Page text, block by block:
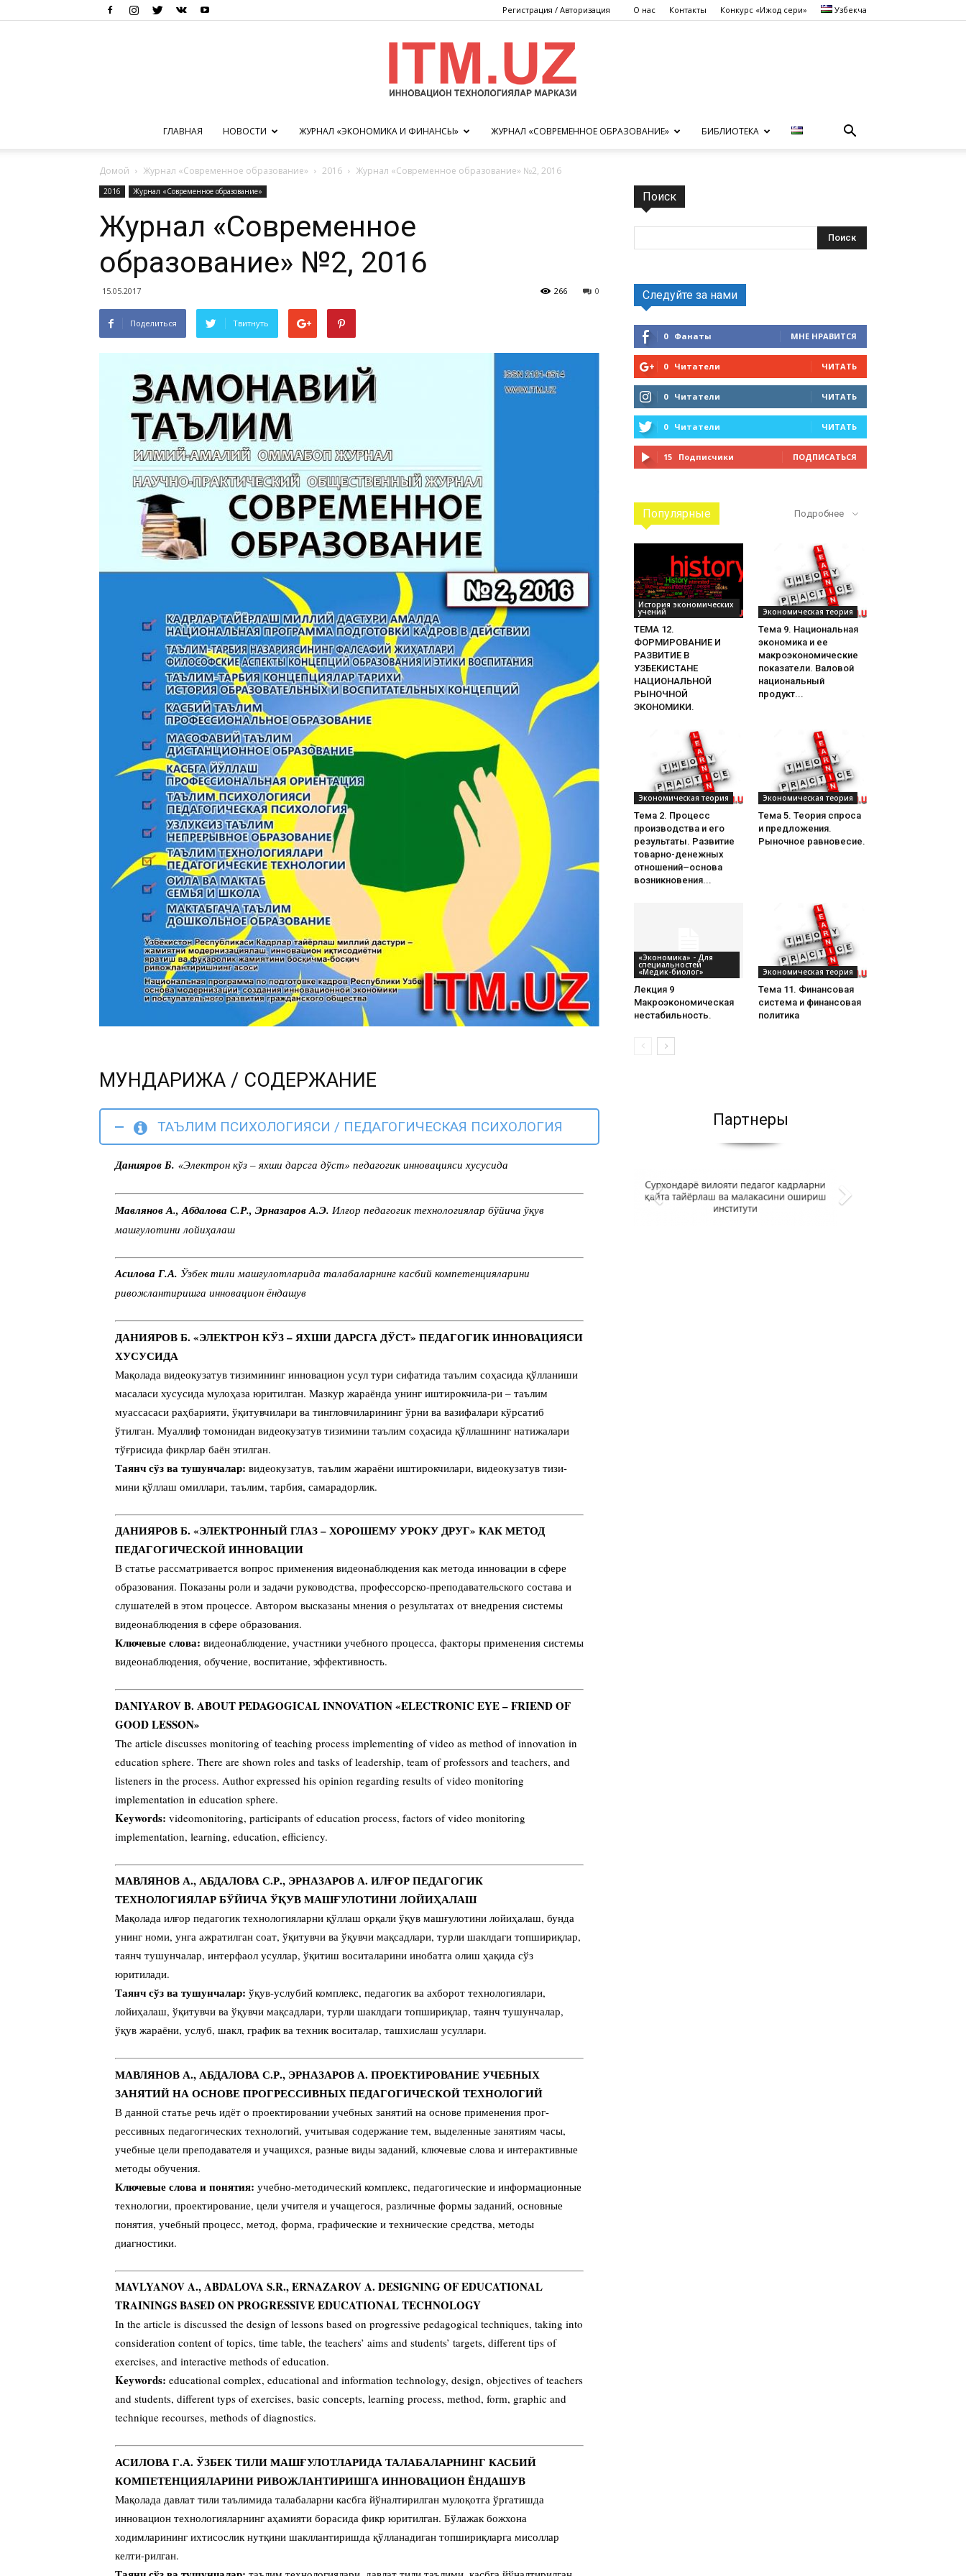
Регистрация / Авторизация О нас Контакты Конкурс «Ижод сеҳри» Узбекча
ГЛАВНАЯ НОВОСТИ ЖУРНАЛ «ЭКОНОМИКА И ФИНАНСЫ» ЖУРНАЛ «СОВРЕМЕННОЕ ОБРАЗОВАНИЕ» БИБЛИОТЕКА
Домой Журнал «Современное образование» 2016 Журнал «Современное образование» №2, 2016
2016 Журнал «Современное образование»
Журнал «Современное
образование» №2, 2016
15.05.2017 0
266
Поделиться Твитнуть
МУНДАРИЖА / СОДЕРЖАНИЕ
ТАЪЛИМ ПСИХОЛОГИЯСИ / ПЕДАГОГИЧЕСКАЯ ПСИХОЛОГИЯ
Данияров Б. «Электрон кўз – яхши дарсга дўст» педагогик инновацияси хусусида
Мавлянов А., Абдалова С.Р., Эрназаров А.Э. Илғор педагогик технологиялар бўйича ўқув
машғулотини лойиҳалаш
Асилова Г.А. Ўзбек тили машғулотларида талабаларнинг касбий компетенцияларини
ривожлантиришга инновацион ёндашув
ДАНИЯРОВ Б. «ЭЛЕКТРОН КЎЗ – ЯХШИ ДАРСГА ДЎСТ» ПЕДАГОГИК ИННОВАЦИЯСИ
ХУСУСИДА
Мақолада видеокузатув тизимининг инновацион усул тури сифатида таълим соҳасида қўлланиши
масаласи хусусида мулоҳаза юритилган. Мазкур жараёнда унинг иштирокчила-ри – таълим
муассасаси раҳбарияти, ўқитувчилари ва тингловчиларининг ўрни ва вазифалари кўрсатиб
ўтилган. Муаллиф томонидан видеокузатув тизимини таълим соҳасида қўллашнинг натижалари
тўғрисида фикрлар баён этилган.
Таянч сўз ва тушунчалар: видеокузатув, таълим жараёни иштирокчилари, видеокузатув тизи-
мини қўллаш омиллари, таълим, тарбия, самарадорлик.
ДАНИЯРОВ Б. «ЭЛЕКТРОННЫЙ ГЛАЗ – ХОРОШЕМУ УРОКУ ДРУГ» КАК МЕТОД
ПЕДАГОГИЧЕСКОЙ ИННОВАЦИИ
В статье рассматривается вопрос применения видеонаблюдения как метода инновации в сфере
образования. Показаны роли и задачи руководства, профессорско-преподавательского состава и
слушателей в этом процессе. Автором высказаны мнения о результатах от внедрения системы
видеонаблюдения в сфере образования.
Ключевые слова: видеонаблюдение, участники учебного процесса, факторы применения системы
видеонаблюдения, обучение, воспитание, эффективность.
DANIYAROV B. ABOUT PEDAGOGICAL INNOVATION «ELECTRONIC EYE – FRIEND OF
GOOD LESSON»
The article discusses monitoring of teaching process implementing of video as method of innovation in
education sphere. There are shown roles and tasks of leadership, team of professors and teachers, and
listeners in the process. Author expressed his opinion regarding results of video monitoring
implementation in education sphere.
Keywords: videomonitoring, participants of education process, factors of video monitoring
implementation, learning, education, efficiency.
МАВЛЯНОВ А., АБДАЛОВА С.Р., ЭРНАЗАРОВ А. ИЛҒОР ПЕДАГОГИК
ТЕХНОЛОГИЯЛАР БЎЙИЧА ЎҚУВ МАШҒУЛОТИНИ ЛОЙИҲАЛАШ
Мақолада илғор педагогик технологияларни қўллаш орқали ўқув машғулотини лойиҳалаш, бунда
унинг номи, унга ажратилган соат, ўқитувчи ва ўқувчи мақсадлари, турли шаклдаги топшириқлар,
таянч тушунчалар, интерфаол усуллар, ўқитиш воситаларини инобатга олиш ҳақида сўз
юритилади.
Таянч сўз ва тушунчалар: ўқув-услубий комплекс, педагогик ва ахборот технологиялари,
лойиҳалаш, ўқитувчи ва ўқувчи мақсадлари, турли шаклдаги топшириқлар, таянч тушунчалар,
ўқув жараёни, услуб, шакл, график ва техник воситалар, ташхислаш усуллари.
МАВЛЯНОВ А., АБДАЛОВА С.Р., ЭРНАЗАРОВ А. ПРОЕКТИРОВАНИЕ УЧЕБНЫХ
ЗАНЯТИЙ НА ОСНОВЕ ПРОГРЕССИВНЫХ ПЕДАГОГИЧЕСКОЙ ТЕХНОЛОГИЙ
В данной статье речь идёт о проектировании учебных занятий на основе применения прог-
рессивных педагогических технологий, учитывая содержание тем, выделенные занятиям часы,
учебные цели преподавателя и учащихся, разные виды заданий, ключевые слова и интерактивные
методы обучения.
Ключевые слова и понятия: учебно-методический комплекс, педагогические и информационные
технологии, проектирование, цели учителя и учащегося, различные формы заданий, основные
понятия, учебный процесс, метод, форма, графические и технические средства, методы
диагностики.
MAVLYANOV A., ABDALOVA S.R., ERNAZAROV A. DESIGNING OF EDUCATIONAL
TRAININGS BASED ON PROGRESSIVE EDUCATIONAL TECHNOLOGY
In the article is discussed the design of lessons based on progressive pedagogical techniques, taking into
consideration content of topics, time table, the teachers’ aims and students’ targets, different tips of
exercises, and interactive methods of education.
Keywords: educational complex, educational and information technology, design, objectives of teachers
and students, different typs of exercises, basic concepts, learning process, method, form, graphic and
technique recourses, methods of diagnostics.
АСИЛОВА Г.А. ЎЗБЕК ТИЛИ МАШҒУЛОТЛАРИДА ТАЛАБАЛАРНИНГ КАСБИЙ
КОМПЕТЕНЦИЯЛАРИНИ РИВОЖЛАНТИРИШГА ИННОВАЦИОН ЁНДАШУВ
Мақолада давлат тили таълимида талабаларни касбга йўналтирилган мулоқотга ўргатишда
инновацион технологияларнинг аҳамияти борасида фикр юритилган. Бўлажак божхона
ходимларининг ихтисослик нутқини шакллантиришда қўлланадиган топшириқларга мисоллар
келти-рилган.
Поиск
Следуйте за нами
0 Фанаты МНЕ НРАВИТСЯ
0 Читатели ЧИТАТЬ
0 Читатели ЧИТАТЬ
0 Читатели ЧИТАТЬ
15 Подписчики ПОДПИСАТЬСЯ
Популярные Подробнее
История экономических
учений
ТЕМА 12.
ФОРМИРОВАНИЕ И
РАЗВИТИЕ В
УЗБЕКИСТАНЕ
НАЦИОНАЛЬНОЙ
РЫНОЧНОЙ
ЭКОНОМИКИ.
Экономическая теория
Тема 9. Национальная
экономика и ее
макроэкономические
показатели. Валовой
национальный
продукт...
Экономическая теория
Тема 2. Процесс
производства и его
результаты. Развитие
товарно-денежных
отношений–основа
возникновения...
Экономическая теория
Тема 5. Теория спроса
и предложения.
Рыночное равновесие.
«Экономика» - Для
специальностей
«Медик-биолог»
Лекция 9
Макроэкономическая
нестабильность.
Экономическая теория
Тема 11. Финансовая
система и финансовая
политика
Партнеры